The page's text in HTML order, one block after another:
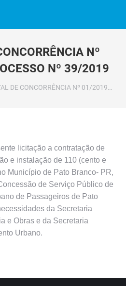
Nº
Nº 39/2019
DE CONCORRÊNCIA Nº 01/2019…
licitação a contratação de
e instalação de 110 (cento e
Município de Pato Branco- PR,
de Serviço Público de
de Passageiros de Pato
da Secretaria
e Obras e da Secretaria
Urbano.